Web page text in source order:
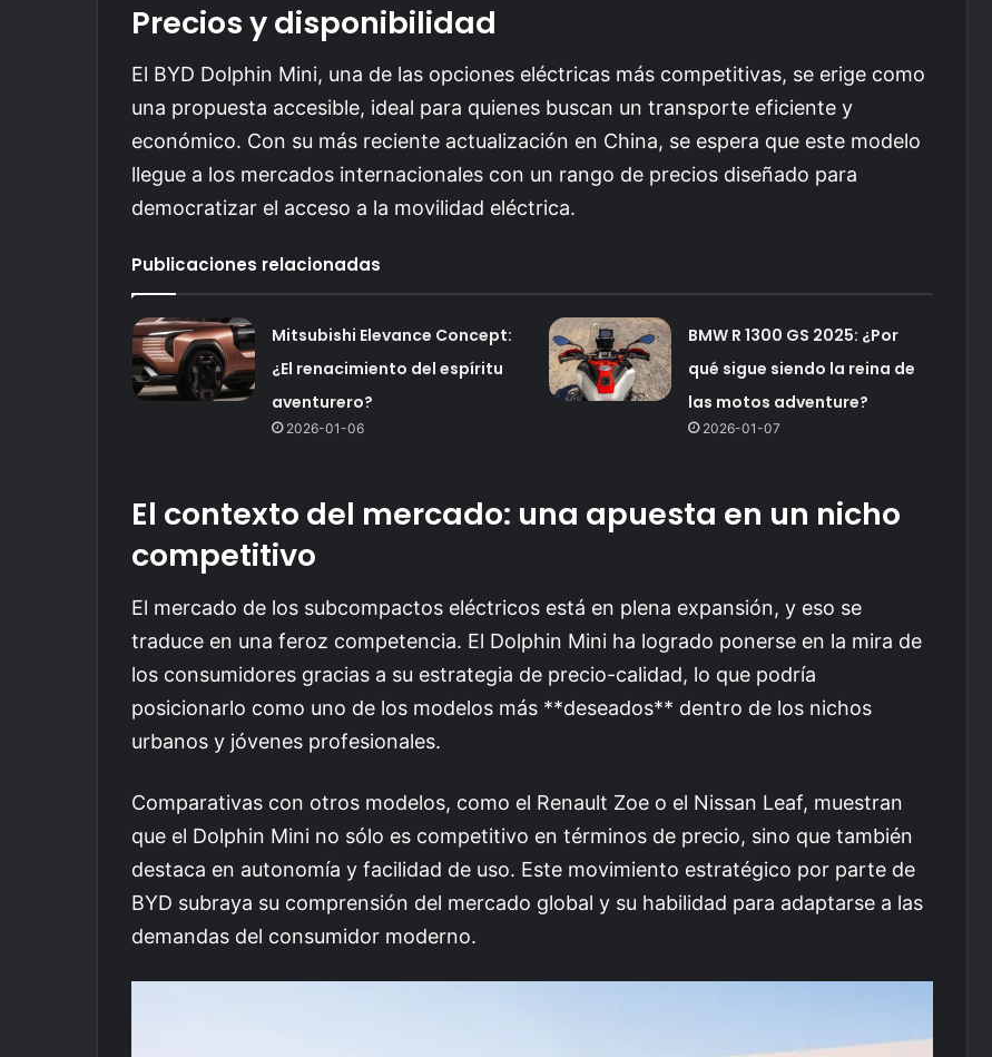
Precios y disponibilidad
El BYD Dolphin Mini, una de las opciones eléctricas más competitivas, se erige como
una propuesta accesible, ideal para quienes buscan un transporte eficiente y
económico. Con su más reciente actualización en China, se espera que este modelo
llegue a los mercados internacionales con un rango de precios diseñado para
democratizar el acceso a la movilidad eléctrica.
Publicaciones relacionadas
Mitsubishi Elevance Concept:
¿El renacimiento del espíritu
aventurero?
2026-01-06
BMW R 1300 GS 2025: ¿Por
qué sigue siendo la reina de
las motos adventure?
2026-01-07
El contexto del mercado: una apuesta en un nicho
competitivo
El mercado de los subcompactos eléctricos está en plena expansión, y eso se
traduce en una feroz competencia. El Dolphin Mini ha logrado ponerse en la mira de
los consumidores gracias a su estrategia de precio-calidad, lo que podría
posicionarlo como uno de los modelos más **deseados** dentro de los nichos
urbanos y jóvenes profesionales.
Comparativas con otros modelos, como el Renault Zoe o el Nissan Leaf, muestran
que el Dolphin Mini no sólo es competitivo en términos de precio, sino que también
destaca en autonomía y facilidad de uso. Este movimiento estratégico por parte de
BYD subraya su comprensión del mercado global y su habilidad para adaptarse a las
demandas del consumidor moderno.